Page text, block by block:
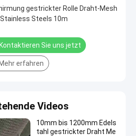
gestrickter Rolle Draht-Mesh
Steels 10m
Kontaktieren Sie uns jetzt
Mehr erfahren
Videos
10mm bis 1200mm Edels
tahl gestrickter Draht Me